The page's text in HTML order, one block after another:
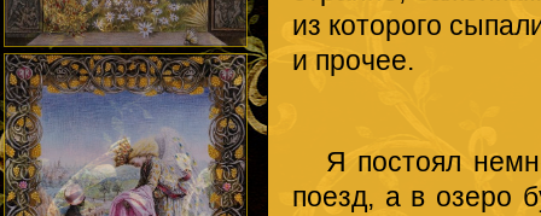
из которого
и прочее.
Я постоял
поезд, а в озеро